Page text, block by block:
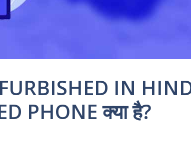
IN
PHONE क्या है?